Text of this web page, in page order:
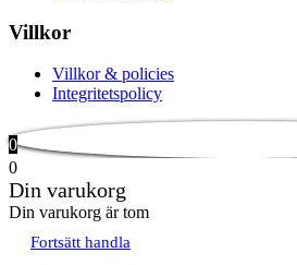
Villkor
Villkor & policies
Integritetspolicy
0
0
Din varukorg
Din varukorg är tom
Fortsätt handla